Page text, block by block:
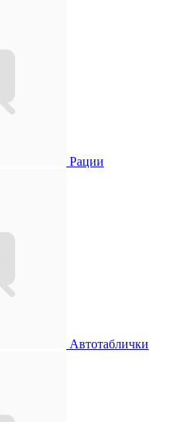
Рации
Автотаблички